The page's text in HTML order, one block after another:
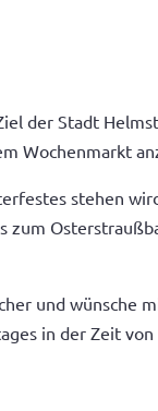
der Stadt
Wochenmarkt
stehen
zum
und wünsche
in der Zeit von